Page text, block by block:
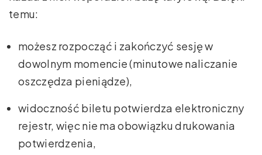
temu:
możesz rozpocząć i zakończyć sesję w
dowolnym momencie (minutowe naliczanie
oszczędza pieniądze),
widoczność biletu potwierdza elektroniczny
rejestr, więc nie ma obowiązku drukowania
potwierdzenia,